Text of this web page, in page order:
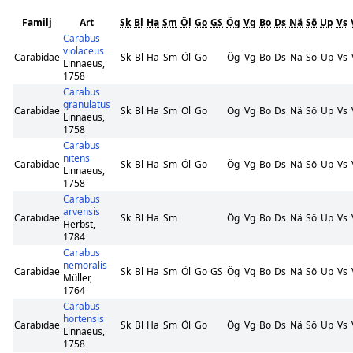
Familj Art Sk Bl Ha Sm Öl Go GS Ög Vg Bo Ds Nä Sö Up Vs
Carabidae
Carabus
violaceus
Linnaeus,
1758
Sk Bl Ha Sm Öl Go Ög Vg Bo Ds Nä Sö Up Vs
Carabidae
Carabus
granulatus
Linnaeus,
1758
Sk Bl Ha Sm Öl Go Ög Vg Bo Ds Nä Sö Up Vs
Carabidae
Carabus
nitens
Linnaeus,
1758
Sk Bl Ha Sm Öl Go Ög Vg Bo Ds Nä Sö Up Vs
Carabidae
Carabus
arvensis
Herbst,
1784
Sk Bl Ha Sm Ög Vg Bo Ds Nä Sö Up Vs
Carabidae
Carabus
nemoralis
Müller,
1764
Sk Bl Ha Sm Öl Go GS Ög Vg Bo Ds Nä Sö Up Vs
Carabidae
Carabus
hortensis
Linnaeus,
1758
Sk Bl Ha Sm Öl Go Ög Vg Bo Ds Nä Sö Up Vs